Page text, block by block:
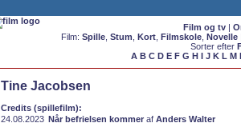
Film og tv|
Film: Spille, Stum Kort, Filmskole, Novelle
Sorter efter
A B C D E F G H I J K L M
Tine Jacobsen
Credits (spillefilm):
24.08.2023 Når befrielsen kommer af Anders Walter